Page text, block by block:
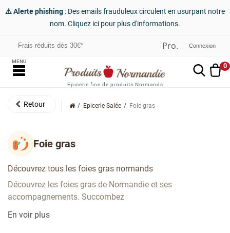
⚠️ Alerte phishing : Des emails frauduleux circulent en usurpant notre
nom. Cliquez ici pour plus d'informations.
Frais réduits dès 30€* Connexion
Epicerie fine de produits Normands
0
MENU
Epicerie Salée Foie gras
Foie gras
Découvrez tous les foies gras normands
Découvrez les foies gras de Normandie et ses
accompagnements. Succombez
En voir plus